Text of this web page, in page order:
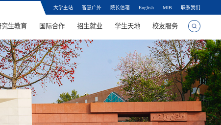
大学主站 智慧广外 院长信箱 English MIB 联系我们
究生教育 国际合作 招生就业 学生天地 校友服务